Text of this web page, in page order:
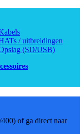
/ uitbreidingen
(SD/USB)
of ga direct naar